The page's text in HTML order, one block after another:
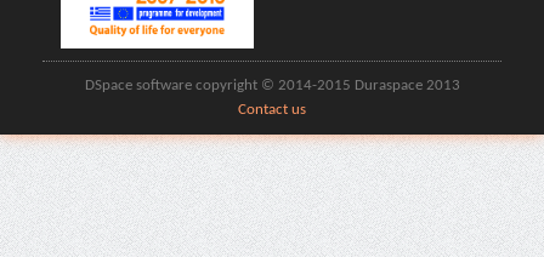
DSpace software copyright © 2014-2015 Duraspace 2013
Contact us